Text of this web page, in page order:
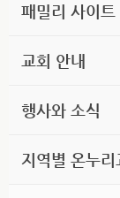
패밀리 사이트
교회 안내
행사와 소식
지역별 온누리